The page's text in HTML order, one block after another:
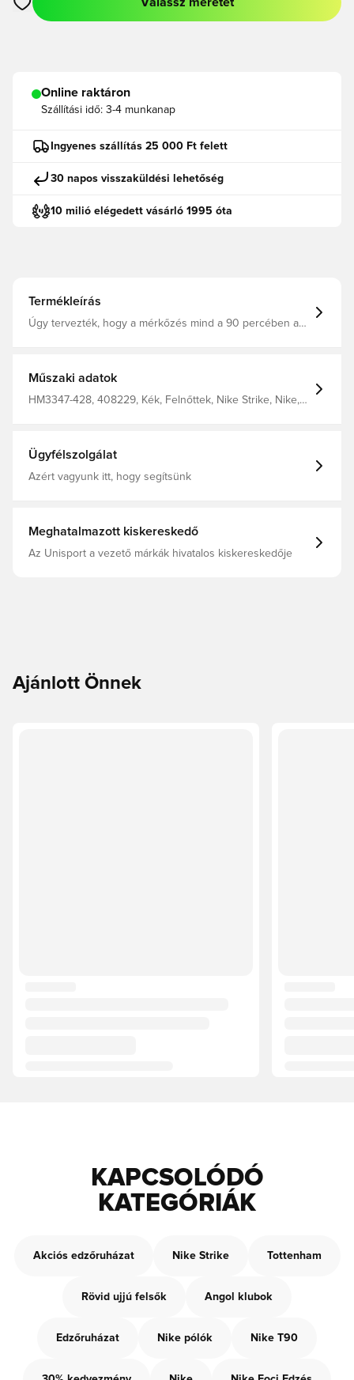
Megnyit egy modált a bejelentkezéshez vagy a tagként való
Online raktáron
Szállítási idő: 3-4 munkanap
Ingyenes szállítás 25 000 Ft felett
30 napos visszaküldési lehetőség
10 milió elégedett vásárló 1995 óta
Termékleírás
Úgy tervezték, hogy a mérkőzés mind a 90 percében a
anyaghasználatának köszönhetően. A Dri-FIT egy
elvezeti a nedvességet a testtől, így mindig szárazon,
Műszaki adatok
HM3347-428, 408229, Kék, Felnőttek, Nike Strike, Nike,
Ügyfélszolgálat
Azért vagyunk itt, hogy segítsünk
Meghatalmazott kiskereskedő
Az Unisport a vezető márkák hivatalos kiskereskedője
Ajánlott Önnek
KAPCSOLÓDÓ
KATEGÓRIÁK
Akciós edzőruházat Nike Strike Tottenham
Rövid ujjú felsők Angol klubok
Edzőruházat Nike pólók Nike T90